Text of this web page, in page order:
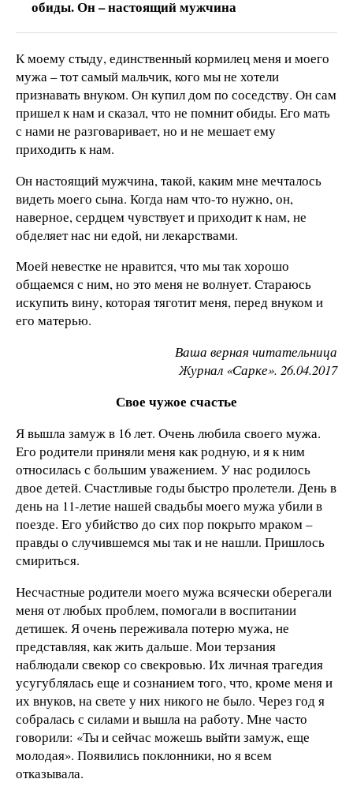
обиды. Он – настоящий мужчина
К моему стыду, единственный кормилец меня и моего
мужа – тот самый мальчик, кого мы не хотели
признавать внуком. Он купил дом по соседству. Он сам
пришел к нам и сказал, что не помнит обиды. Его мать
с нами не разговаривает, но и не мешает ему
приходить к нам.
Он настоящий мужчина, такой, каким мне мечталось
видеть моего сына. Когда нам что-то нужно, он,
наверное, сердцем чувствует и приходит к нам, не
обделяет нас ни едой, ни лекарствами.
Моей невестке не нравится, что мы так хорошо
общаемся с ним, но это меня не волнует. Стараюсь
искупить вину, которая тяготит меня, перед внуком и
его матерью.
Ваша верная читательница
Журнал «Сарке». 26.04.2017
Свое чужое счастье
Я вышла замуж в 16 лет. Очень любила своего мужа.
Его родители приняли меня как родную, и я к ним
относилась с большим уважением. У нас родилось
двое детей. Счастливые годы быстро пролетели. День в
день на 11-летие нашей свадьбы моего мужа убили в
поезде. Его убийство до сих пор покрыто мраком –
правды о случившемся мы так и не нашли. Пришлось
смириться.
Несчастные родители моего мужа всячески оберегали
меня от любых проблем, помогали в воспитании
детишек. Я очень переживала потерю мужа, не
представляя, как жить дальше. Мои терзания
наблюдали свекор со свекровью. Их личная трагедия
усугублялась еще и сознанием того, что, кроме меня и
их внуков, на свете у них никого не было. Через год я
собралась с силами и вышла на работу. Мне часто
говорили: «Ты и сейчас можешь выйти замуж, еще
молодая». Появились поклонники, но я всем
отказывала.